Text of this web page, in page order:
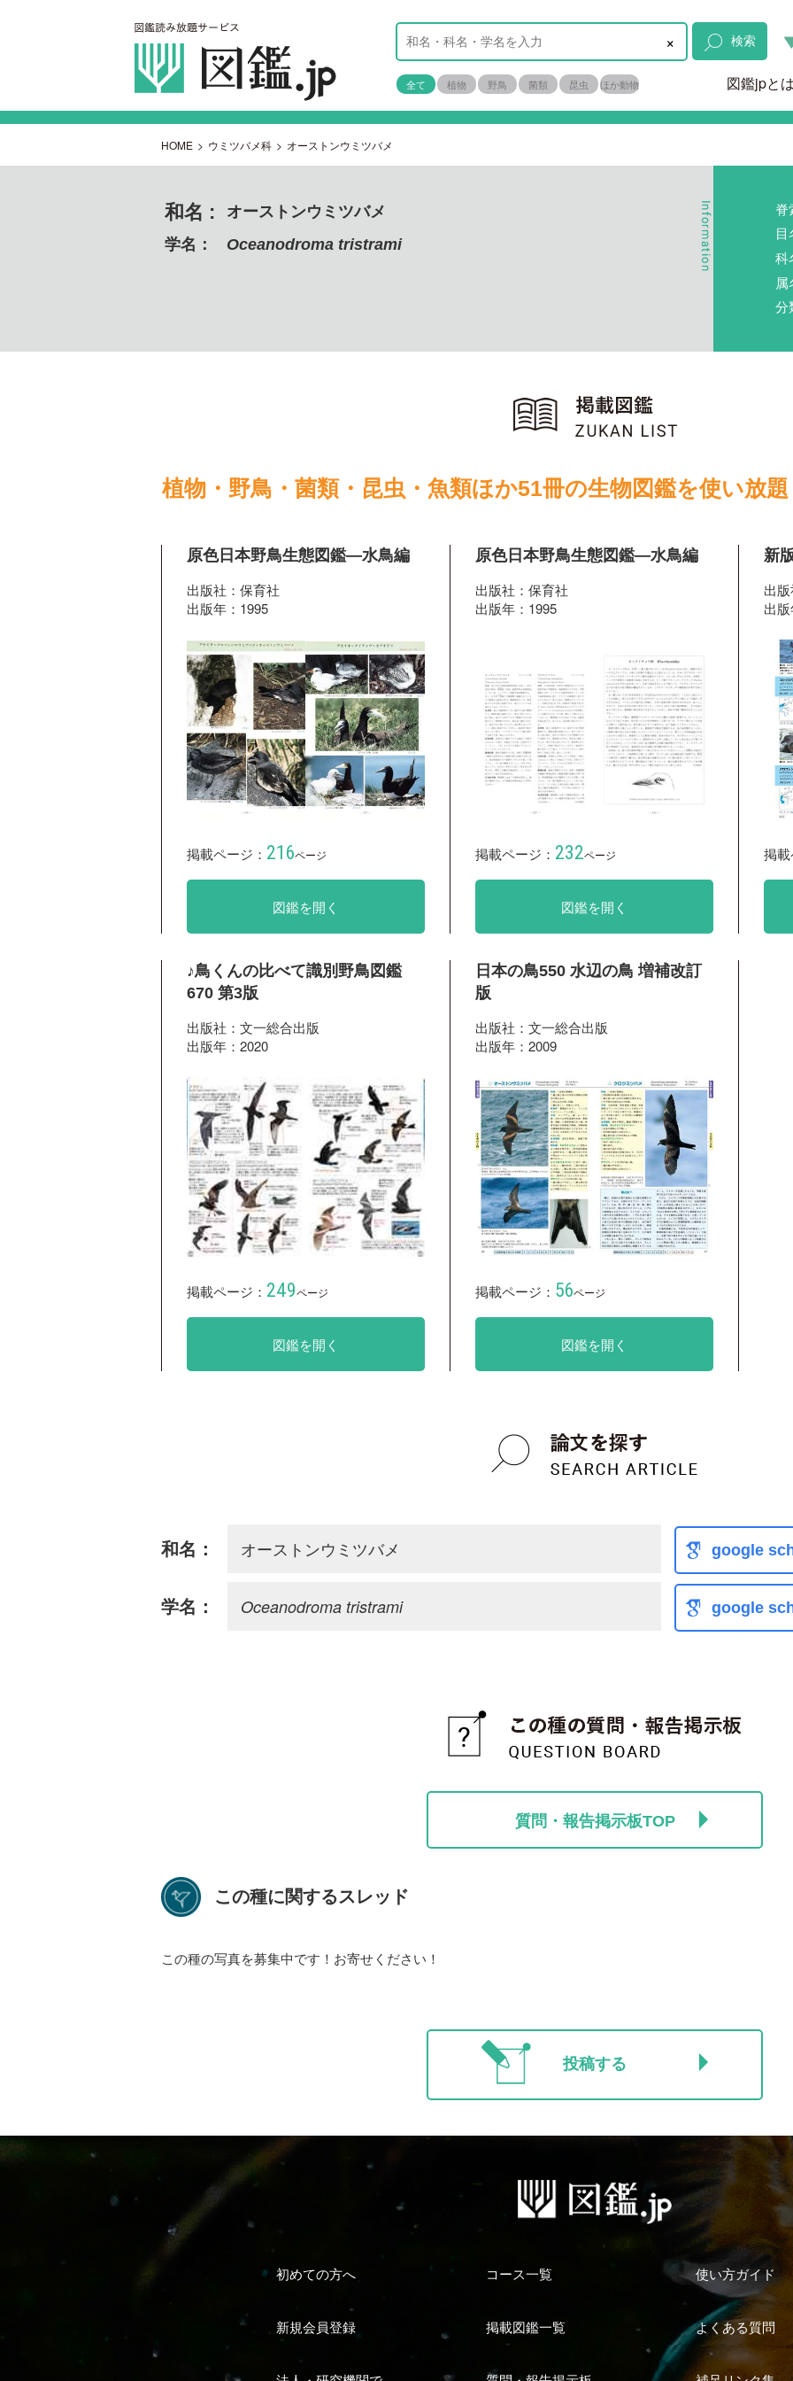
× 検索
全て 植物 野鳥 菌類 昆虫 ほか動物 図鑑jpと
HOME > ウミツバメ科 > オーストンウミツバメ
和名 :
オーストンウミツバメ
学名：
Oceanodroma tristrami
脊
科
分
植物・野鳥・菌類・昆虫・魚類ほか51冊の生物図鑑を使い放題
原色日本野鳥生態図鑑―水鳥編
出版社：保育社
出版年：1995
掲載ページ： 216ページ
図鑑を開く
原色日本野鳥生態図鑑―水鳥編
出版社：保育社
出版年：1995
掲載ページ： 232ページ
図鑑を開く
新
出
出
掲
♪鳥くんの比べて識別野鳥図鑑
670 第3版
出版社：文一総合出版
出版年：2020
掲載ページ： 249ページ
図鑑を開く
日本の鳥550 水辺の鳥 増補改訂
版
出版社：文一総合出版
出版年：2009
掲載ページ： 56ページ
図鑑を開く
和名： オーストンウミツバメ google
学名： Oceanodroma tristrami google
質問・報告掲示板TOP
この種に関するスレッド
この種の写真を募集中です！お寄せください！
投稿する
初めての方へ コース一覧 使い方ガイド
新規会員登録 掲載図鑑一覧 よくある質問